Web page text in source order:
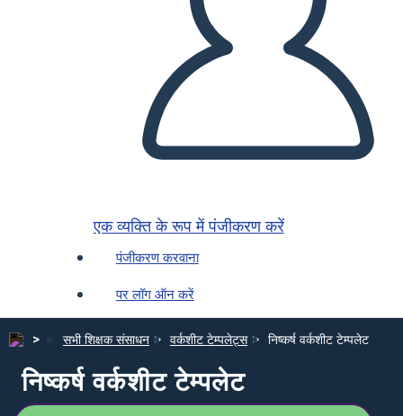
एक व्यक्ति के रूप में पंजीकरण करें
पंजीकरण करवाना
पर लॉग ऑन करें
सभी शिक्षक संसाधन वर्कशीट टेम्पलेट्स निष्कर्ष वर्कशीट टेम्पलेट
निष्कर्ष वर्कशीट टेम्पलेट